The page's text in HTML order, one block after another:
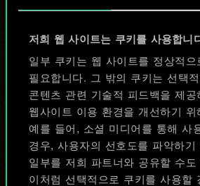
저희 웹 사이트는 쿠키를 사용합니
일부 쿠키는 웹 사이트를 정상적으
필요합니다. 그 밖의 쿠키는 선택적
콘텐츠 관련 기술적 피드백을 제공
웹사이트 이용 환경을 개선하기 위
예를 들어, 소셜 미디어를 통해 사
경우, 사용자의 선호도를 파악하기
일부를 저희 파트너와 공유할 수도
이처럼 선택적으로 쿠키를 사용할
무궁무
가능성을 가
있습니
덱 이름 짓기 & 가이드
덱 편집